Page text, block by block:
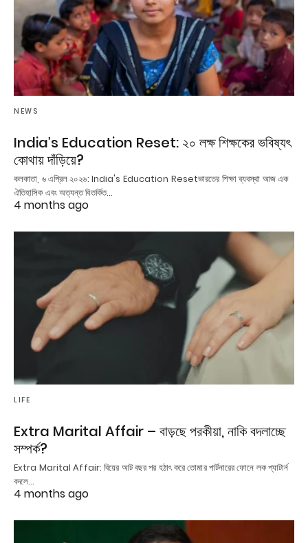
NEWS
India’s Education Reset: ২০ লক্ষ শিক্ষকের ভবিষ্যৎ
কোথায় দাঁড়িয়ে?
কলকাতা, ৬ এপ্রিল ২০২৬: India's Education Resetভারতের শিক্ষা ব্যবস্থা আজ এক
ঐতিহাসিক এবং অত্যন্ত বিতর্কিত…
4 months ago
LIFE
Extra Marital Affair – বাড়ছে পরকীয়া, নাকি বদলাচ্ছে
সম্পর্ক?
Extra Marital Affair: বিয়ের আট বছর পর হঠাৎ করে তোমার পার্টনারের ফোনে লক প্যাটার্ন
বদলে…
4 months ago